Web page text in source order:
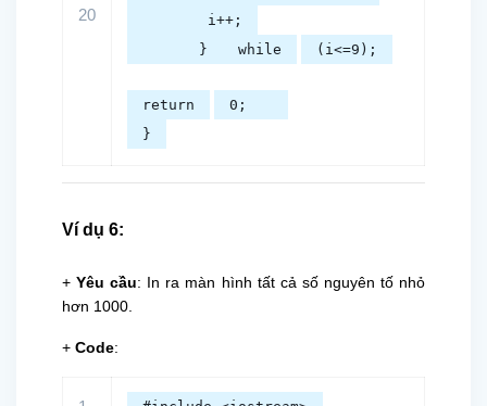
20
i++;
}
while (i<=9);
return
0;
}
Ví dụ 6:
+Yêu cầu: In ra màn hình tất cả số nguyên tố nhỏ
hơn 1000.
+ Code: